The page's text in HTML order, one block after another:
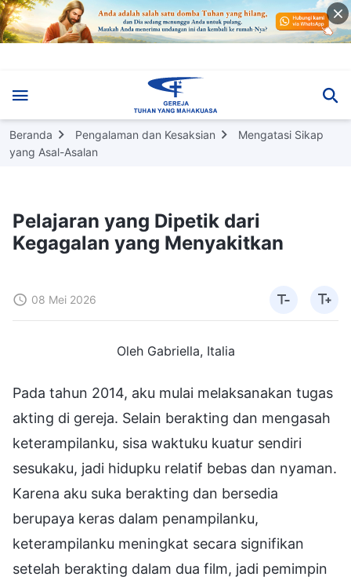
Beranda Pengalaman dan Kesaksian
Mengatasi Sikap
yang Asal-Asalan
Pelajaran yang Dipetik dari
Kegagalan yang Menyakitkan
08 Mei 2026
Oleh Gabriella, Italia
Pada tahun 2014, aku mulai melaksanakan tugas
akting di gereja. Selain berakting dan mengasah
keterampilanku, sisa waktuku kuatur sendiri
sesukaku, jadi hidupku relatif bebas dan nyaman.
Karena aku suka berakting dan bersedia
berupaya keras dalam penampilanku,
keterampilanku meningkat secara signifikan
setelah berakting dalam dua film, jadi pemimpin